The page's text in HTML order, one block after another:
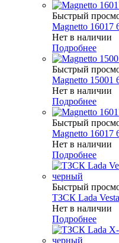
Быстрый
Magnetto 16017
Нет в наличии
Подробнее
Быстрый
Magnetto 15001
Нет в наличии
Подробнее
Быстрый
Magnetto 16017
Нет в наличии
Подробнее
Быстрый
ТЗСК Lada
Нет в наличии
Подробнее